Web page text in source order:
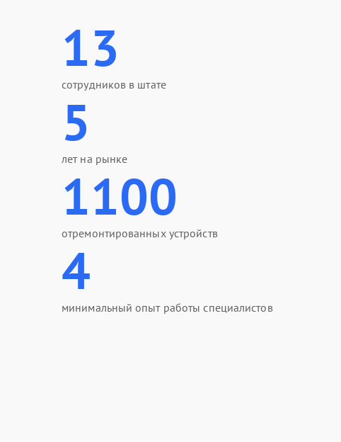
13
сотрудников в штате
5
лет на рынке
1100
отремонтированных устройств
4
минимальный опыт работы специалистов